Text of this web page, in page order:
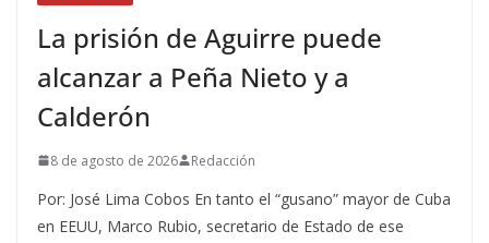
La prisión de Aguirre puede
alcanzar a Peña Nieto y a
Calderón
8 de agosto de 2026 Redacción
Por: José Lima Cobos En tanto el “gusano” mayor de Cuba
en EEUU, Marco Rubio, secretario de Estado de ese